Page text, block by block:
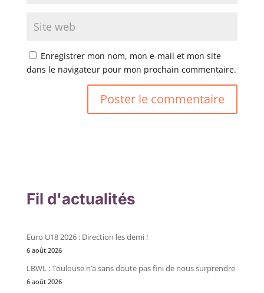
Enregistrer mon nom, mon e-mail et mon site
dans le navigateur pour mon prochain commentaire.
Fil d'actualités
Euro U18 2026 : Direction les demi !
6 août 2026
LBWL : Toulouse n’a sans doute pas fini de nous surprendre
6 août 2026